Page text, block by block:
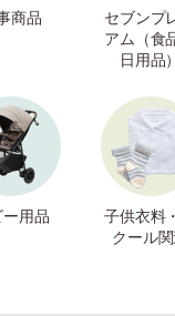
商品
セブンプ
アム（食
日用品）
用品
子供衣料
クール